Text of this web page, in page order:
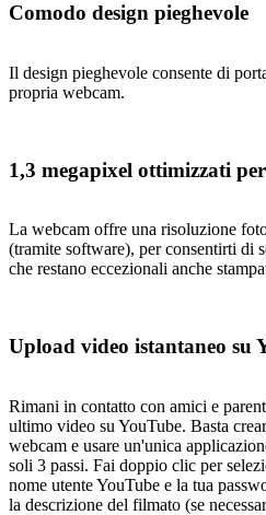
Comodo design pieghevole
Il design pieghevole consente di
propria webcam.
1,3 megapixel ottimizzati
La webcam offre una risoluzione
(tramite software), per consentirti di
che restano eccezionali anche
Upload video istantaneo su
Rimani in contatto con amici e
ultimo video su YouTube. Basta
webcam e usare un'unica
soli 3 passi. Fai doppio clic per
nome utente YouTube e la tua
la descrizione del filmato (se